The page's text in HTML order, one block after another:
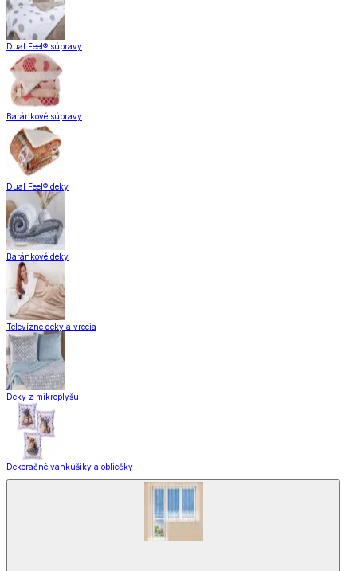
Dual Feel® súpravy
Baránkové súpravy
Dual Feel® deky
Baránkové deky
Televízne deky a vrecia
Deky z mikroplyšu
Dekoračné vankúšiky a obliečky